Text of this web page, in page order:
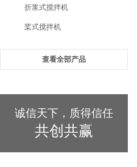
折浆式搅拌机
桨式搅拌机
查看全部产品
诚信天下，质得信任
共创共赢